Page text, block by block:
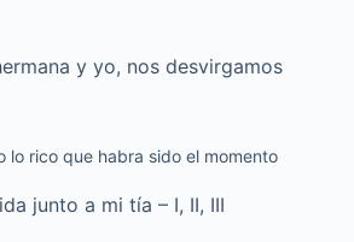
y yo, nos desvirgamos
lo rico que habra sido el momento
junto a mi tía – I, II, III